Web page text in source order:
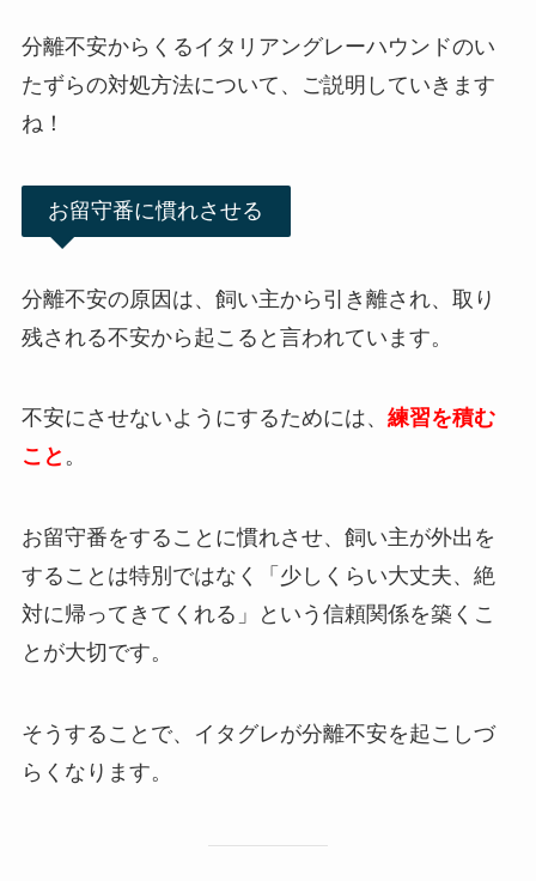
分離不安からくるイタリアングレーハウンドのい
たずらの対処方法について、ご説明していきます
ね！
お留守番に慣れさせる
分離不安の原因は、飼い主から引き離され、取り
残される不安から起こると言われています。
不安にさせないようにするためには、 練習を積む
こと 。
お留守番をすることに慣れさせ、飼い主が外出を
することは特別ではなく「少しくらい大丈夫、絶
対に帰ってきてくれる」という信頼関係を築くこ
とが大切です。
そうすることで、イタグレが分離不安を起こしづ
らくなります。